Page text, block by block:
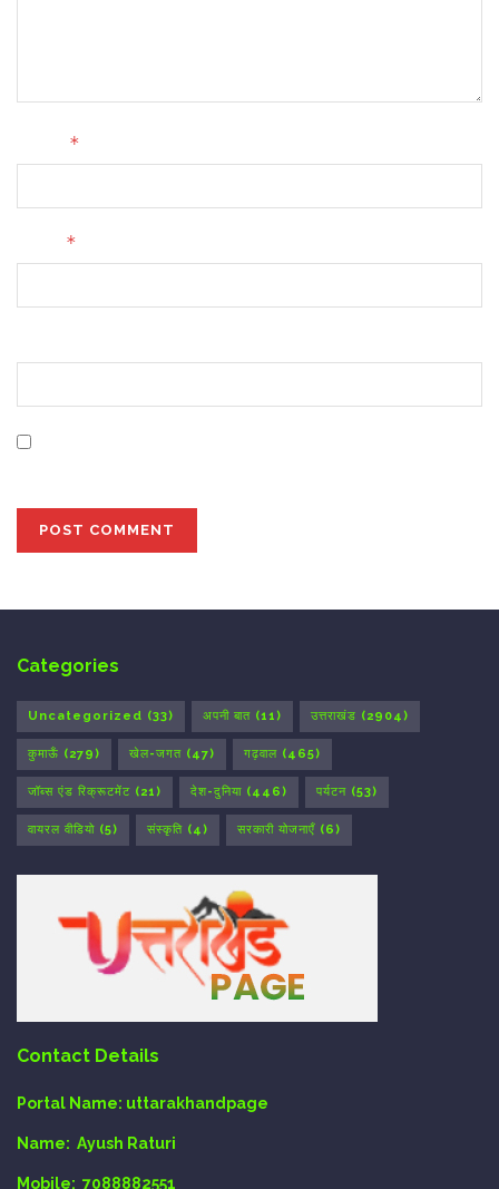
*
*
Categories
Uncategorized (33) अपनी बात (11) उत्तराखंड (2904)
कुमाऊँ (279) खेल-जगत (47) गढ़वाल (465)
जॉब्स एंड रिक्रूटमेंट (21) देश-दुनिया (446) पर्यटन (53)
वायरल वीडियो (5) संस्कृति (4) सरकारी योजनाएँ (6)
Contact Details
Portal Name: uttarakhandpage
Name: Ayush Raturi
Mobile: 7088882551